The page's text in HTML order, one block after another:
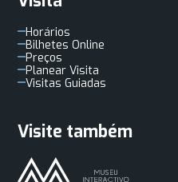
Horários
Bilhetes Online
Preços
Planear Visita
Visitas Guiadas
Visite também